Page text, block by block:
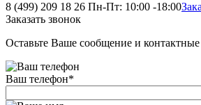
8 (499) 209 18 26 Пн-Пт: 10:00 -18:00
Заказать звонок
Оставьте Ваше сообщение и
Ваш телефон*